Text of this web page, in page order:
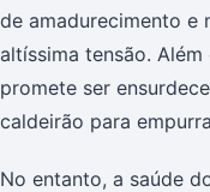
de amadurecimento e
altíssima tensão.
promete ser
caldeirão para
No entanto, a saúde